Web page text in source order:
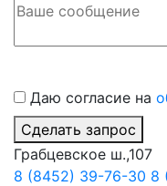
Даю согласие на
Сделать запрос
Грабцевское ш.,107
8 (8452) 39-76-30 8